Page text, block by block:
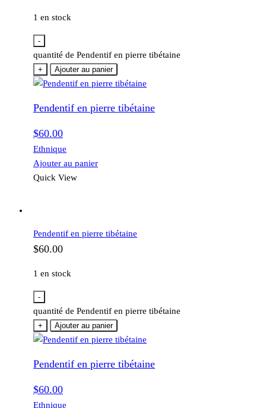
1 en stock
-
quantité de Pendentif en pierre tibétaine
+ Ajouter au panier
Pendentif en pierre tibétaine
$60.00
Ethnique
Ajouter au panier
Quick View
Pendentif en pierre tibétaine
$60.00
1 en stock
-
quantité de Pendentif en pierre tibétaine
+ Ajouter au panier
Pendentif en pierre tibétaine
$60.00
Ethnique